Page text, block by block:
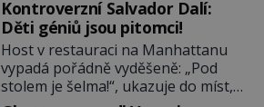
a podle situace tlačit, jak oni […]
nejspíš nedokáže osadníky
zachránit. Muži, ženy, děti – všichni
jsou pryč. Nadobro a navždycky!
Kapitán John White (asi 1539–1593)
v srpnu 1587 naposledy zamává
Kontroverzní Salvador Dalí:
Děti géniů jsou pitomci!
Host v restauraci na Manhattanu
vypadá pořádně vyděšeně: „Pod
stolem je šelma!“, ukazuje do míst,